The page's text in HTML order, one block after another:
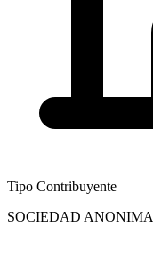
Tipo Contribuyente
SOCIEDAD ANONIMA